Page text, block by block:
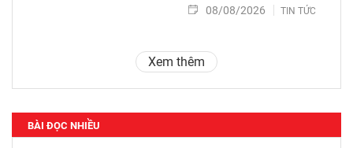
08/08/2026 TIN TỨC
Xem thêm
BÀI ĐỌC NHIỀU